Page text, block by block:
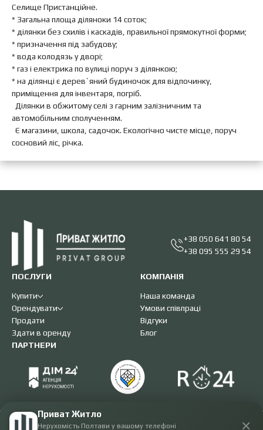
Приват Житло
Нерухомість Полтави у вашому телефоні ✕
Селище Пристанційне.
* Загальна площа діляноки 14 соток;
* ділянки без схилів і каскадів, правильної прямокутної форми;
* призначення під забудову;
* вода колодязь у дворі;
* газ і електрика по вулиці поруч з ділянкою;
* на ділянці є дерев`яний будиночок для відпочинку,
приміщення для інвентаря, погріб.
Ділянки в обжитому селі з гарним залізничним та
автомобільним сполученням.
Є магазини, школа, садочок. Екологічно чисте місце, поруч
сосновий ліс, річка.
+38 050 641 80 54
+38 095 555 29 54
ПОСЛУГИ
Купити
Орендувати
Продати
Здати в оренду
КОМПАНІЯ
Наша команда
Умови співпраці
Відгуки
Блог
ПАРТНЕРИ